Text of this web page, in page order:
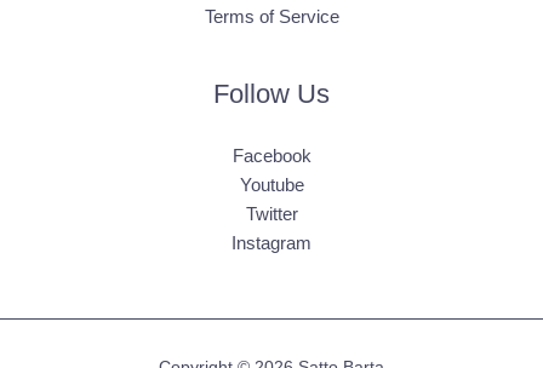
Terms of Service
Follow Us
Facebook
Youtube
Twitter
Instagram